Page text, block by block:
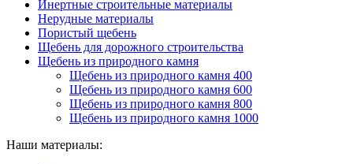
Инертные строительные материалы
Нерудные материалы
Пористый щебень
Щебень для дорожного строительства
Щебень из природного камня
Щебень из природного камня 400
Щебень из природного камня 600
Щебень из природного камня 800
Щебень из природного камня 1000
Наши материалы: